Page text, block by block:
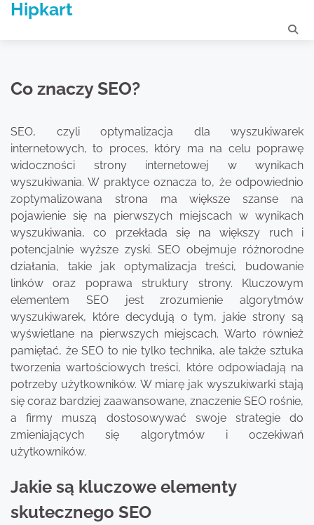
SkipHipkart
Co znaczy SEO?
SEO, czyli optymalizacja dla wyszukiwarek
internetowych, to proces, który ma na celu poprawę
widoczności strony internetowej w wynikach
wyszukiwania. W praktyce oznacza to, że odpowiednio
zoptymalizowana strona ma większe szanse na
pojawienie się na pierwszych miejscach w wynikach
wyszukiwania, co przekłada się na większy ruch i
potencjalnie wyższe zyski. SEO obejmuje różnorodne
działania, takie jak optymalizacja treści, budowanie
linków oraz poprawa struktury strony. Kluczowym
elementem SEO jest zrozumienie algorytmów
wyszukiwarek, które decydują o tym, jakie strony są
wyświetlane na pierwszych miejscach. Warto również
pamiętać, że SEO to nie tylko technika, ale także sztuka
tworzenia wartościowych treści, które odpowiadają na
potrzeby użytkowników. W miarę jak wyszukiwarki stają
się coraz bardziej zaawansowane, znaczenie SEO rośnie,
a firmy muszą dostosowywać swoje strategie do
zmieniających się algorytmów i oczekiwań
użytkowników.
Jakie są kluczowe elementy
skutecznego SEO